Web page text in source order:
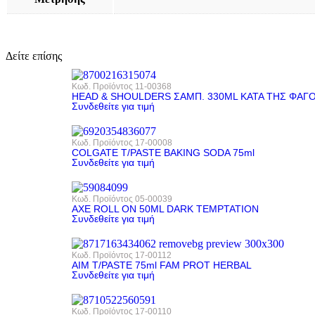
Δείτε επίσης
Κωδ. Προϊόντος 11-00368
HEAD & SHOULDERS ΣΑΜΠ. 330ML ΚΑΤΑ ΤΗΣ
Συνδεθείτε για τιμή
Κωδ. Προϊόντος 17-00008
COLGATE T/PASTE BAKING SODA 75ml
Συνδεθείτε για τιμή
Κωδ. Προϊόντος 05-00039
AXE ROLL ΟΝ 50ML DARK ΤΕΜΡΤΑΤΙΟΝ
Συνδεθείτε για τιμή
Κωδ. Προϊόντος 17-00112
AIM T/PASTE 75ml FAM PROT HERBAL
Συνδεθείτε για τιμή
Κωδ. Προϊόντος 17-00110